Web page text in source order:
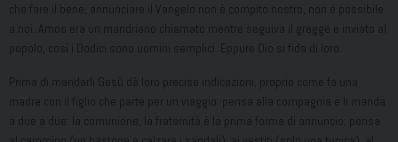
che fare il bene, annunciare il Vangelo non è compito nostro, non è possibile
a noi. Amos era un mandriano chiamato mentre seguiva il gregge e inviato al
popolo, così i Dodici sono uomini semplici. Eppure Dio si fida di loro.
Prima di mandarli Gesù dà loro precise indicazioni, proprio come fa una
madre con il figlio che parte per un viaggio: pensa alla compagnia e li manda
a due a due: la comunione, la fraternità è la prima forma di annuncio; pensa